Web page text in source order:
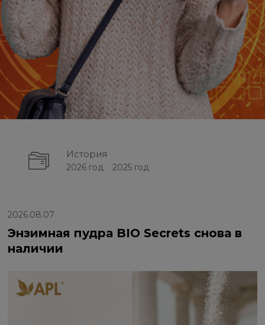
История
2026 год 2025 год
2026.08.07
Энзимная пудра BIO Secrets снова в
наличии